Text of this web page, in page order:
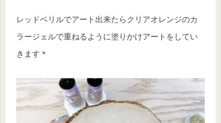
レッドベリルでアート出来たらクリアオレンジのカ
ラージェルで重ねるように塗りかけアートをしてい
きます＊